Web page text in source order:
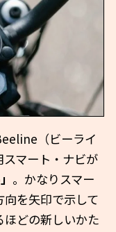
（ビーライ
マート・ナビが
。かなりスマー
向を矢印で示して
ほどの新しいかた